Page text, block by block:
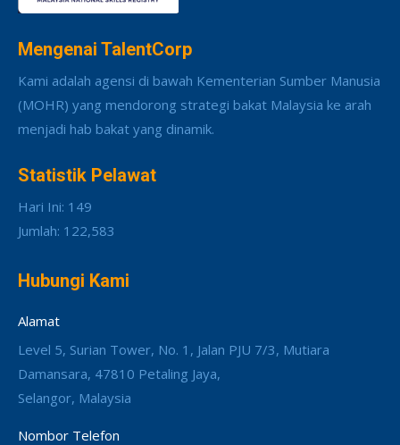
Mengenai TalentCorp
Kami adalah agensi di bawah Kementerian Sumber Manusia
(MOHR) yang mendorong strategi bakat Malaysia ke arah
menjadi hab bakat yang dinamik.
Statistik Pelawat
Hari Ini: 149
Jumlah: 122,583
Hubungi Kami
Alamat
Level 5, Surian Tower, No. 1, Jalan PJU 7/3, Mutiara
Damansara, 47810 Petaling Jaya,
Selangor, Malaysia
Nombor Telefon